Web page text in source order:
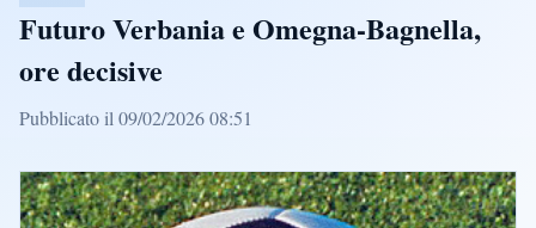
Futuro Verbania e Omegna-Bagnella,
ore decisive
Pubblicato il 09/02/2026 08:51